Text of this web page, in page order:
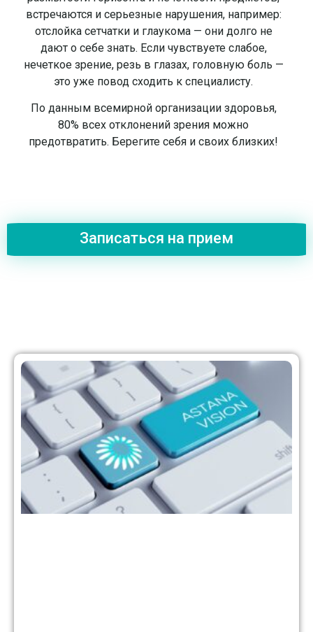
встречаются и серьезные нарушения, например:
отслойка сетчатки и глаукома — они долго не
дают о себе знать. Если чувствуете слабое,
нечеткое зрение, резь в глазах, головную боль —
это уже повод сходить к специалисту.
По данным всемирной организации здоровья,
80% всех отклонений зрения можно
предотвратить. Берегите себя и своих близких!
Записаться на прием